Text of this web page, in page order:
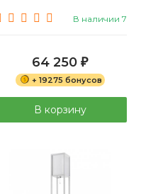
В наличии 7
64 250 ₽
+ 19275 бонусов
В корзину